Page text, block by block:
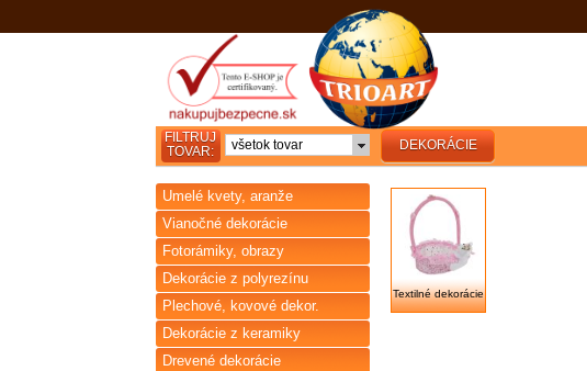
FILTRUJ
TOVAR:
všetok tovar DEKORÁCIE
Umelé kvety, aranže
Vianočné dekorácie
Fotorámiky, obrazy
Dekorácie z polyrezínu
Plechové, kovové dekor.
Dekorácie z keramiky
Drevené dekorácie
Textilné dekorácie